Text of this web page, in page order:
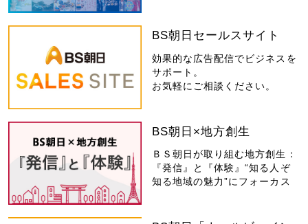
BS朝日セールスサイト
効果的な広告配信でビジネスを
サポート。
お気軽にご相談ください。
BS朝日×地方創生
ＢＳ朝日が取り組む地方創生：
『発信』と『体験』“知る人ぞ
知る地域の魅力”にフォーカス